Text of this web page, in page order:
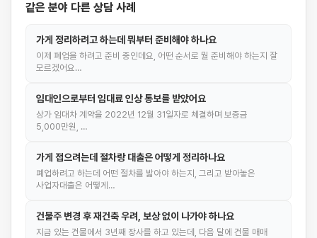
같은 분야 다른 상담 사례
가게 정리하려고 하는데 뭐부터 준비해야 하나요
이제 폐업을 하려고 준비 중인데요, 어떤 순서로 뭘 준비해야 하는지 잘
모르겠어요…
임대인으로부터 임대료 인상 통보를 받았어요
상가 임대차 계약을 2022년 12월 31일자로 체결하며 보증금
5,000만원, …
가게 접으려는데 절차랑 대출은 어떻게 정리하나요
폐업하려고 하는데 어떤 절차를 밟아야 하는지, 그리고 받아놓은
사업자대출은 어떻게…
건물주 변경 후 재건축 우려, 보상 없이 나가야 하나요
지금 있는 건물에서 3년째 장사를 하고 있는데, 다음 달에 건물 매매